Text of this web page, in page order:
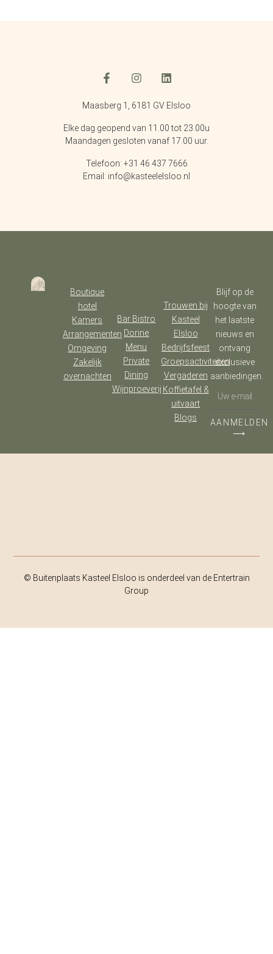
Maasberg 1, 6181 GV Elsloo
Elke dag geopend van 11.00 tot 23.00u
Maandagen gesloten vanaf 17.00 uur.
Telefoon: +31 46 437 7666
Email: info@kasteelelsloo.nl
Boutique
hotel
Kamers
Arrangementen
Omgeving
Zakelijk
overnachten
Bar Bistro
Dorine
Menu
Private
Dining
Wijnproeverij
Trouwen bij
Kasteel
Elsloo
Bedrijfsfeest
Groepsactiviteiten
Vergaderen
Koffietafel &
uitvaart
Blogs
Blijf op de
hoogte van
het laatste
nieuws en
ontvang
exclusieve
aanbiedingen.
AANMELDEN
⟶
© Buitenplaats Kasteel Elsloo is onderdeel van de Entertrain
Group